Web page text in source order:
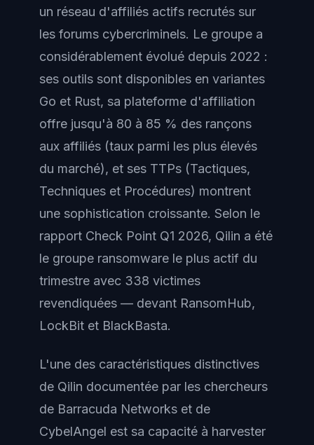
un réseau d'affiliés actifs recrutés sur
les forums cybercriminels. Le groupe a
considérablement évolué depuis 2022 :
ses outils sont disponibles en variantes
Go et Rust, sa plateforme d'affiliation
offre jusqu'à 80 à 85 % des rançons
aux affiliés (taux parmi les plus élevés
du marché), et ses TTPs (Tactiques,
Techniques et Procédures) montrent
une sophistication croissante. Selon le
rapport Check Point Q1 2026, Qilin a été
le groupe ransomware le plus actif du
trimestre avec 338 victimes
revendiquées — devant RansomHub,
LockBit et BlackBasta.
L'une des caractéristiques distinctives
de Qilin documentée par les chercheurs
de Barracuda Networks et de
CybelAngel est sa capacité à harvester